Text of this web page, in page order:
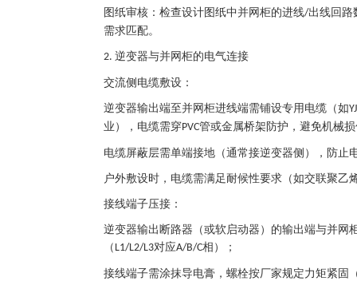
图纸审核：检查设计图纸中并网柜的进线/出线回路
需求匹配。
2. 逆变器与并网柜的电气连接
交流侧电缆敷设：
逆变器输出端至并网柜进线端需铺设专用电缆（如
业），电缆需穿PVC管或金属桥架防护，避免机械
电缆屏蔽层需单端接地（通常接逆变器侧），防止
户外敷设时，电缆需满足耐候性要求（如交联聚乙
接线端子压接：
逆变器输出断路器（或软启动器）的输出端与并网
（ L1/L2/L3对应A/B/C相）；
接线端子需涂抹导电膏，螺栓按厂家规定力矩紧固